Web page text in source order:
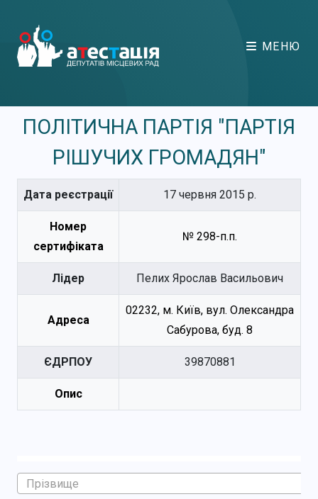
МЕНЮ
ПОЛІТИЧНА ПАРТІЯ "ПАРТІЯ
РІШУЧИХ ГРОМАДЯН"
Дата реєстрації 17 червня 2015 р.
Номер
сертифіката
№ 298-п.п.
Лідер Пелих Ярослав Васильович
Адреса
02232, м. Київ, вул. Олександра
Сабурова, буд. 8
ЄДРПОУ 39870881
Опис